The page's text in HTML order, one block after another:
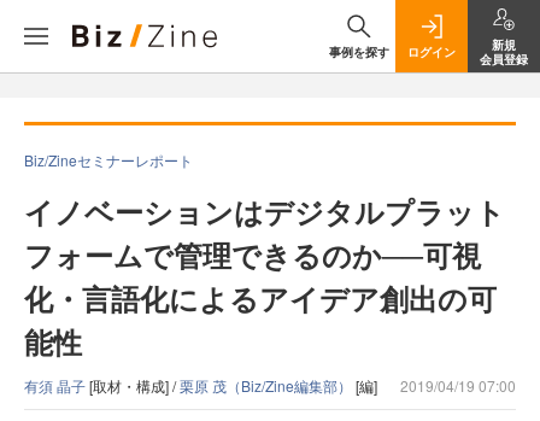
事例を探す ログイン
新規
会員登録
Biz/Zineセミナーレポート
イノベーションはデジタルプラット
フォームで管理できるのか──可視
化・言語化によるアイデア創出の可
能性
有須 晶子[取材・構成] /栗原 茂（Biz/Zine編集部） [編] 2019/04/19 07:00